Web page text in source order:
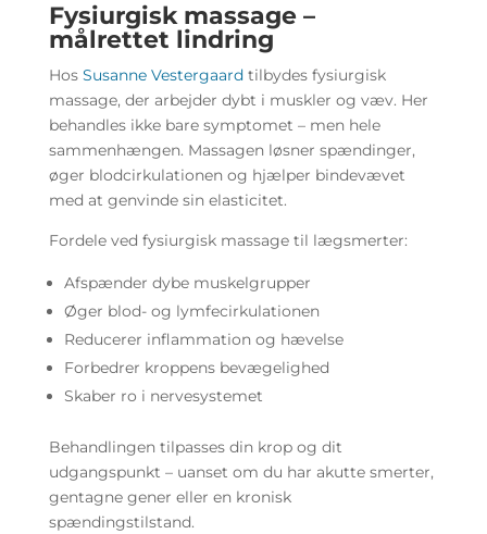
Fysiurgisk massage –
målrettet lindring
Hos Susanne Vestergaard tilbydes fysiurgisk
massage, der arbejder dybt i muskler og væv. Her
behandles ikke bare symptomet – men hele
sammenhængen. Massagen løsner spændinger,
øger blodcirkulationen og hjælper bindevævet
med at genvinde sin elasticitet.
Fordele ved fysiurgisk massage til lægsmerter:
Afspænder dybe muskelgrupper
Øger blod- og lymfecirkulationen
Reducerer inflammation og hævelse
Forbedrer kroppens bevægelighed
Skaber ro i nervesystemet
Behandlingen tilpasses din krop og dit
udgangspunkt – uanset om du har akutte smerter,
gentagne gener eller en kronisk
spændingstilstand.